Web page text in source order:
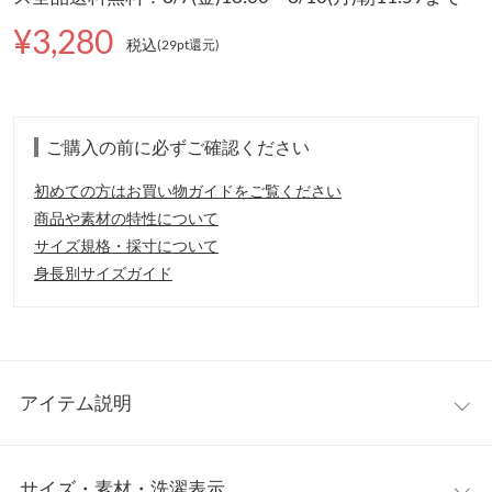
アイテム説明
ールが上品な華やかさを演出し、アクセサリーいらずで1枚で決
¥3,280 税込(29pt還元)
ご購入の前に必ずご確認ください
初めての方はお買い物ガイドをご覧ください
商品や素材の特性について
サイズ規格・採寸について
身長別サイズガイド